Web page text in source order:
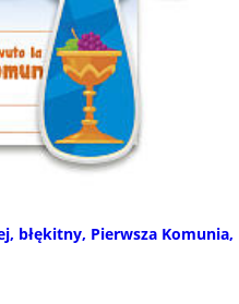
błękitny, Pierwsza Komunia,